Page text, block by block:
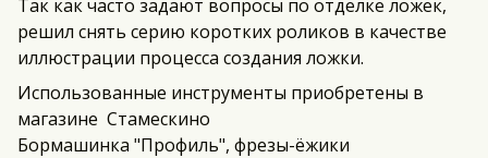
Так как часто задают вопросы по отделке ложек,
решил снять серию коротких роликов в качестве
иллюстрации процесса создания ложки.
Использованные инструменты приобретены в
магазине Стамескино
Бормашинка "Профиль", фрезы-ёжики